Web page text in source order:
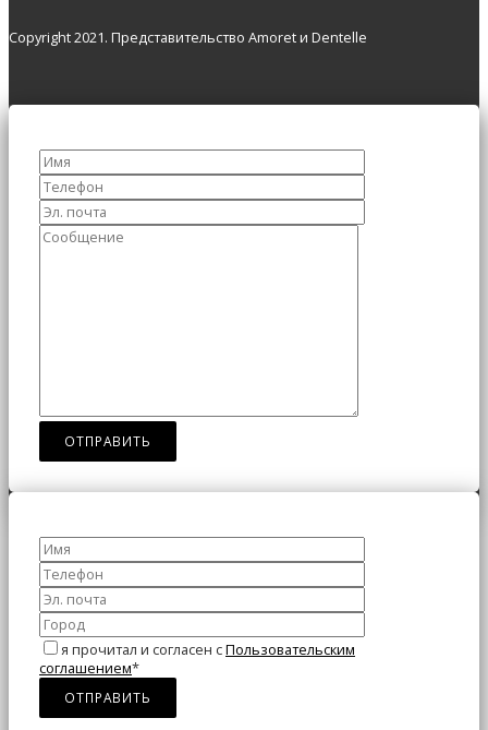
Copyright 2021. Представительство Amoret и Dentelle
я прочитал и согласен сПользовательским
соглашением*